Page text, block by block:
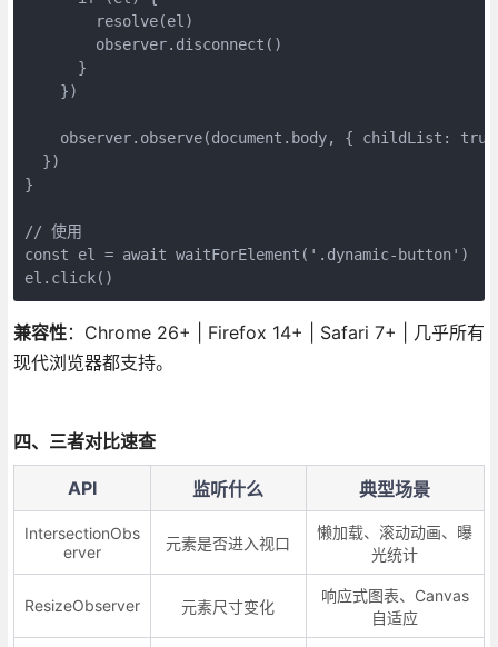
        resolve(el)
        observer.disconnect()
      }
    })
observer.observe(document.body, { childList:
  })
}
// 使用
const el = await waitForElement('.dynamic-button')
el.click()
兼容性：Chrome 26+ | Firefox 14+ | Safari 7+ | 几乎所有
现代浏览器都支持。
四、三者对比速查
API 监听什么 典型场景
IntersectionObs
erver
元素是否进入视口
懒加载、滚动动画、曝
光统计
ResizeObserver 元素尺寸变化
响应式图表、Canvas
自适应